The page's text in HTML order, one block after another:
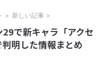
> 新しい記事 >
29で新キャラ「アクセ
明した情報まとめ